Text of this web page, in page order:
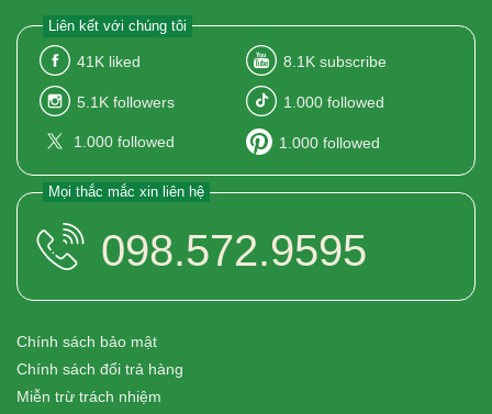
Liên kết với chúng tôi
41K liked 8.1K subscribe
5.1K followers 1.000 followed
1.000 followed 1.000 followed
Mọi thắc mắc xin liên hệ
098.572.9595
Chính sách bảo mật
Chính sách đổi trả hàng
Miễn trừ trách nhiệm